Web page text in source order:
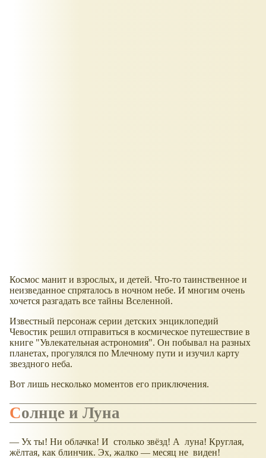
Космос манит и взрослых, и детей. Что-то таинственное и
неизведанное спряталось в ночном небе. И многим очень
хочется разгадать все тайны Вселенной.
Известный персонаж серии детских энциклопедий
Чевостик решил отправиться в космическое путешествие в
книге "Увлекательная астрономия". Он побывал на разных
планетах, прогулялся по Млечному пути и изучил карту
звездного неба.
Вот лишь несколько моментов его приключения.
Солнце и Луна
— Ух ты! Ни облачка! И столько звёзд! А луна! Круглая,
жёлтая, как блинчик. Эх, жалко — месяц не виден!